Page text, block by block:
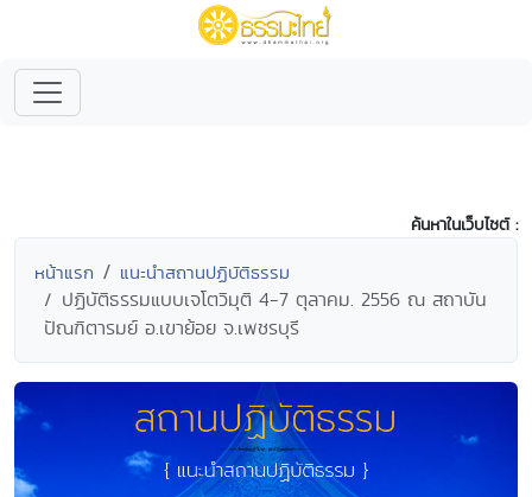
ค้นหาในเว็บไซต์ :
หน้าแรก แนะนำสถานปฏิบัติธรรม
ปฏิบัติธรรมแบบเจโตวิมุติ 4-7 ตุลาคม. 2556 ณ สถาบัน
ปัณฑิตารมย์ อ.เขาย้อย จ.เพชรบุรี